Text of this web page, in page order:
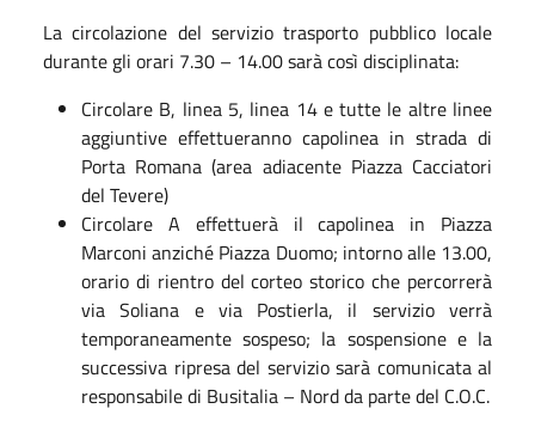
La circolazione del servizio trasporto pubblico locale
durante gli orari 7.30 – 14.00 sarà così disciplinata:
Circolare B, linea 5, linea 14 e tutte le altre linee
aggiuntive effettueranno capolinea in strada di
Porta Romana (area adiacente Piazza Cacciatori
del Tevere)
Circolare A effettuerà il capolinea in Piazza
Marconi anziché Piazza Duomo; intorno alle 13.00,
orario di rientro del corteo storico che percorrerà
via Soliana e via Postierla, il servizio verrà
temporaneamente sospeso; la sospensione e la
successiva ripresa del servizio sarà comunicata al
responsabile di Busitalia – Nord da parte del C.O.C.